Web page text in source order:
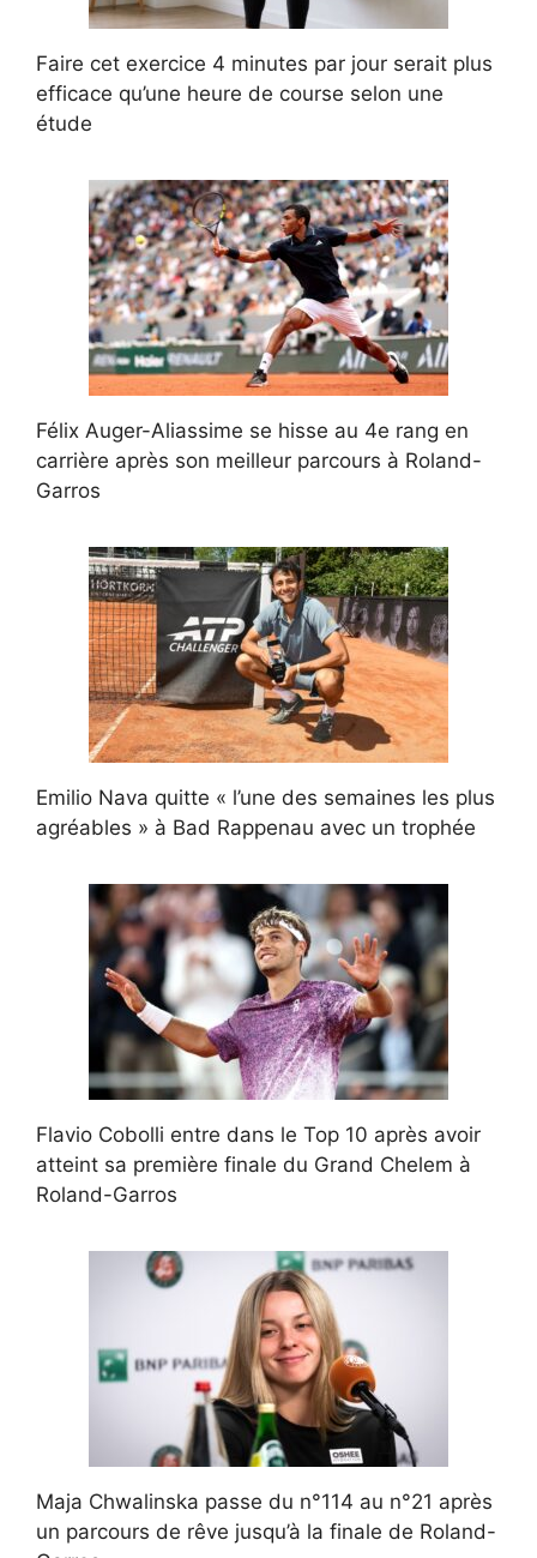
Faire cet exercice 4 minutes par jour serait plus
efficace qu’une heure de course selon une
étude
Félix Auger-Aliassime se hisse au 4e rang en
carrière après son meilleur parcours à Roland-
Garros
Emilio Nava quitte « l’une des semaines les plus
agréables » à Bad Rappenau avec un trophée
Flavio Cobolli entre dans le Top 10 après avoir
atteint sa première finale du Grand Chelem à
Roland-Garros
Maja Chwalinska passe du n°114 au n°21 après
un parcours de rêve jusqu’à la finale de Roland-